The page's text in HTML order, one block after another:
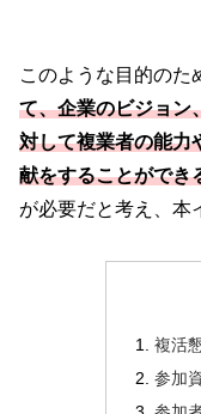
このような目的のた
て、企業のビジョン
対して複業者の能力
献をすることができ
が必要だと考え、本
複活
参加